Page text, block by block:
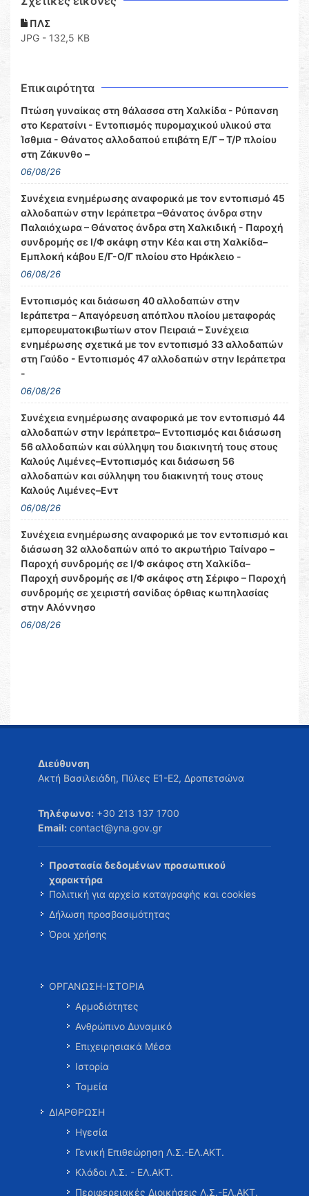
ΠΛΣ
JPG - 132,5 KB
Επικαιρότητα
Πτώση γυναίκας στη θάλασσα στη Χαλκίδα - Ρύπανση
στο Κερατσίνι - Εντοπισμός πυρομαχικού υλικού στα
Ίσθμια - Θάνατος αλλοδαπού επιβάτη Ε/Γ – Τ/Ρ πλοίου
στη Ζάκυνθο –
06/08/26
Συνέχεια ενημέρωσης αναφορικά με τον εντοπισμό 45
αλλοδαπών στην Ιεράπετρα –Θάνατος άνδρα στην
Παλαιόχωρα – Θάνατος άνδρα στη Χαλκιδική - Παροχή
συνδρομής σε Ι/Φ σκάφη στην Κέα και στη Χαλκίδα–
Εμπλοκή κάβου Ε/Γ-Ο/Γ πλοίου στο Ηράκλειο -
06/08/26
Εντοπισμός και διάσωση 40 αλλοδαπών στην
Ιεράπετρα – Απαγόρευση απόπλου πλοίου μεταφοράς
εμπορευματοκιβωτίων στον Πειραιά – Συνέχεια
ενημέρωσης σχετικά με τον εντοπισμό 33 αλλοδαπών
στη Γαύδο - Εντοπισμός 47 αλλοδαπών στην Ιεράπετρα
-
06/08/26
Συνέχεια ενημέρωσης αναφορικά με τον εντοπισμό 44
αλλοδαπών στην Ιεράπετρα– Εντοπισμός και διάσωση
56 αλλοδαπών και σύλληψη του διακινητή τους στους
Καλούς Λιμένες–Εντοπισμός και διάσωση 56
αλλοδαπών και σύλληψη του διακινητή τους στους
Καλούς Λιμένες–Εντ
06/08/26
Συνέχεια ενημέρωσης αναφορικά με τον εντοπισμό και
διάσωση 32 αλλοδαπών από το ακρωτήριο Ταίναρο –
Παροχή συνδρομής σε Ι/Φ σκάφος στη Χαλκίδα–
Παροχή συνδρομής σε Ι/Φ σκάφος στη Σέριφο – Παροχή
συνδρομής σε χειριστή σανίδας όρθιας κωπηλασίας
στην Αλόννησο
06/08/26
Διεύθυνση
Ακτή Βασιλειάδη, Πύλες Ε1-Ε2, Δραπετσώνα
Τηλέφωνο: +30 213 137 1700
Email: contact@yna.gov.gr
Προστασία δεδομένων προσωπικού
χαρακτήρα
Πολιτική για αρχεία καταγραφής και cookies
Δήλωση προσβασιμότητας
Όροι χρήσης
ΟΡΓΑΝΩΣΗ-ΙΣΤΟΡΙΑ
Αρμοδιότητες
Ανθρώπινο Δυναμικό
Επιχειρησιακά Μέσα
Ιστορία
Ταμεία
ΔΙΑΡΘΡΩΣΗ
Ηγεσία
Γενική Επιθεώρηση Λ.Σ.-ΕΛ.ΑΚΤ.
Κλάδοι Λ.Σ. - ΕΛ.ΑΚΤ.
Περιφερειακές Διοικήσεις Λ.Σ.-ΕΛ.ΑΚΤ.